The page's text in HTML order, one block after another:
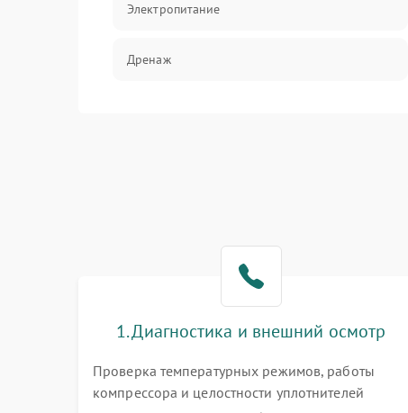
Электропитание
Дренаж
1. Диагностика и внешний осмотр
Проверка температурных режимов, работы
компрессора и целостности уплотнителей